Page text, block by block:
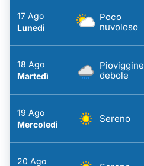
17 Ago
Lunedì
Poco
nuvoloso
18 Ago
Martedì
Pioviggine
debole
19 Ago
Mercoledì
Sereno
20 Ago